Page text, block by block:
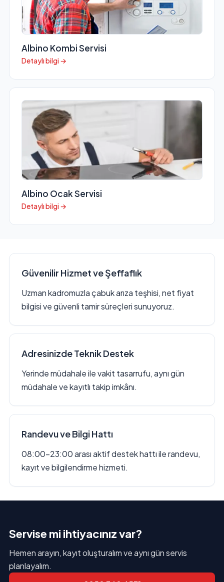
Albino Kombi Servisi
Detaylı bilgi →
Albino Ocak Servisi
Detaylı bilgi →
Güvenilir Hizmet ve Şeffaflık
Uzman kadromuzla çabuk arıza teşhisi, net fiyat
bilgisi ve güvenli tamir süreçleri sunuyoruz.
Adresinizde Teknik Destek
Yerinde müdahale ile vakit tasarrufu, aynı gün
müdahale ve kayıtlı takip imkânı.
Randevu ve Bilgi Hattı
08:00–23:00 arası aktif destek hattı ile randevu,
kayıt ve bilgilendirme hizmeti.
Servise mi ihtiyacınız var?
Hemen arayın, kayıt oluşturalım ve aynı gün servis
planlayalım.